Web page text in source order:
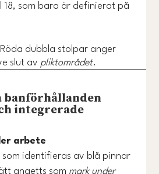
18, som bara är definierat på
dubbla stolpar anger
slut av pliktområdet.
banförhållanden
integrerade
arbete
som identifieras av blå pinnar
angetts som mark under